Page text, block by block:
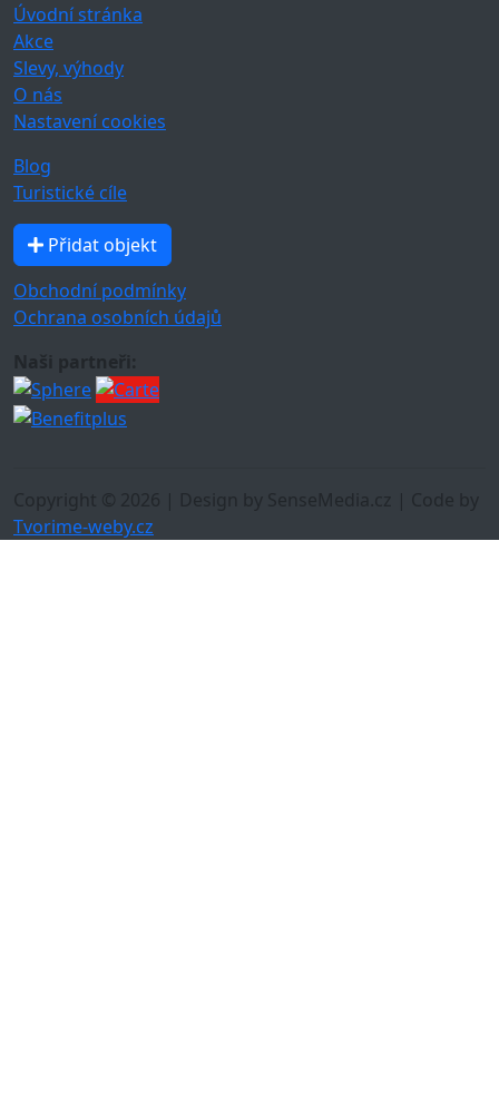
Úvodní stránka
Akce
Slevy, výhody
O nás
Nastavení cookies
Blog
Turistické cíle
Přidat objekt
Obchodní podmínky
Ochrana osobních údajů
Naši partneři:
Copyright © 2026 | Design by SenseMedia.cz | Code by
Tvorime-weby.cz